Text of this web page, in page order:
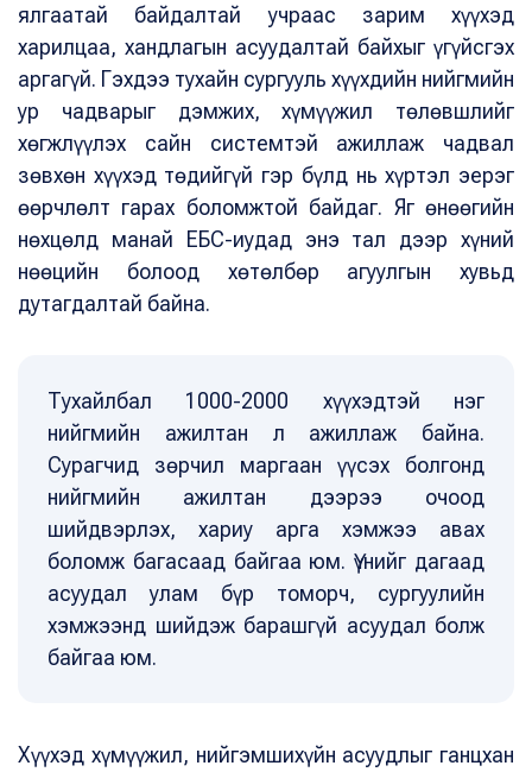
ялгаатай байдалтай учраас зарим хүүхэд
харилцаа, хандлагын асуудалтай байхыг үгүйсгэх
аргагүй. Гэхдээ тухайн сургууль хүүхдийн нийгмийн
ур чадварыг дэмжих, хүмүүжил төлөвшлийг
хөгжлүүлэх сайн системтэй ажиллаж чадвал
зөвхөн хүүхэд төдийгүй гэр бүлд нь хүртэл эерэг
өөрчлөлт гарах боломжтой байдаг. Яг өнөөгийн
нөхцөлд манай ЕБС-иудад энэ тал дээр хүний
нөөцийн болоод хөтөлбөр агуулгын хувьд
дутагдалтай байна.
Тухайлбал 1000-2000 хүүхэдтэй нэг
нийгмийн ажилтан л ажиллаж байна.
Сурагчид зөрчил маргаан үүсэх болгонд
нийгмийн ажилтан дээрээ очоод
шийдвэрлэх, хариу арга хэмжээ авах
боломж багасаад байгаа юм. Үүнийг дагаад
асуудал улам бүр томорч, сургуулийн
хэмжээнд шийдэж барашгүй асуудал болж
байгаа юм.
Хүүхэд хүмүүжил, нийгэмшихүйн асуудлыг ганцхан